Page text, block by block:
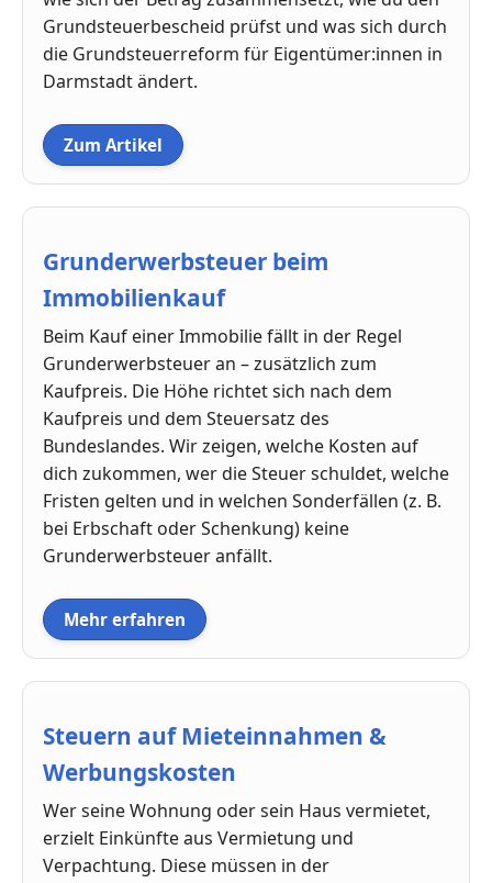
Grundsteuerbescheid prüfst und was sich durch
die Grundsteuerreform für Eigentümer:innen in
Darmstadt ändert.
Zum Artikel
Grunderwerbsteuer beim
Immobilienkauf
Beim Kauf einer Immobilie fällt in der Regel
Grunderwerbsteuer an – zusätzlich zum
Kaufpreis. Die Höhe richtet sich nach dem
Kaufpreis und dem Steuersatz des
Bundeslandes. Wir zeigen, welche Kosten auf
dich zukommen, wer die Steuer schuldet, welche
Fristen gelten und in welchen Sonderfällen (z. B.
bei Erbschaft oder Schenkung) keine
Grunderwerbsteuer anfällt.
Mehr erfahren
Steuern auf Mieteinnahmen &
Werbungskosten
Wer seine Wohnung oder sein Haus vermietet,
erzielt Einkünfte aus Vermietung und
Verpachtung. Diese müssen in der